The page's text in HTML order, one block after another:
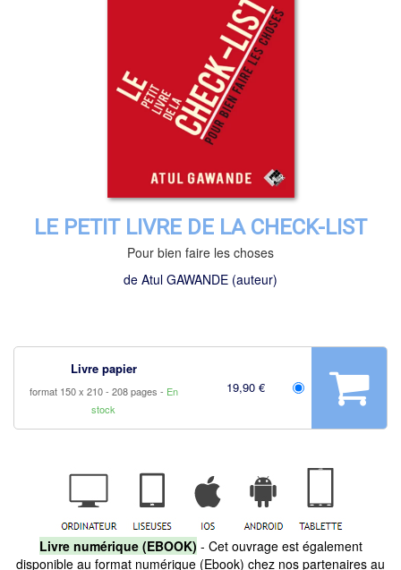
LE PETIT LIVRE DE LA CHECK-LIST
Pour bien faire les choses
de Atul GAWANDE (auteur)
Livre papier
format 150 x 210 208 pages
En
stock
19,90 €
Livre numérique (EBOOK) - Cet ouvrage est également
disponible au format numérique (Ebook) chez nos partenaires au